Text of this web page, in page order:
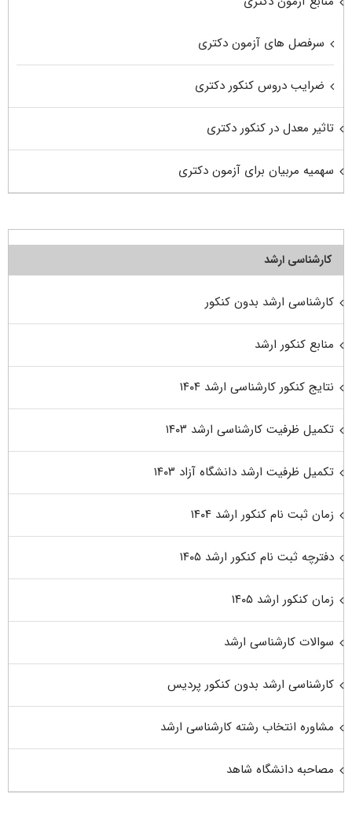
سرفصل های آزمون دکتری
ضرایب دروس کنکور دکتری
تاثیر معدل در کنکور دکتری
سهمیه مربیان برای آزمون دکتری
کارشناسی ارشد
کارشناسی ارشد بدون کنکور
منابع کنکور ارشد
نتایج کنکور کارشناسی ارشد ۱۴۰۴
تکمیل ظرفیت کارشناسی ارشد ۱۴۰۳
تکمیل ظرفیت ارشد دانشگاه آزاد ۱۴۰۳
زمان ثبت نام کنکور ارشد ۱۴۰۴
دفترچه ثبت نام کنکور ارشد ۱۴۰۵
زمان کنکور ارشد ۱۴۰۵
سوالات کارشناسی ارشد
کارشناسی ارشد بدون کنکور پردیس
مشاوره انتخاب رشته کارشناسی ارشد
مصاحبه دانشگاه شاهد